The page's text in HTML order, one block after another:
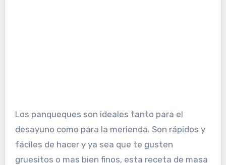
Los panqueques son ideales tanto para el
desayuno como para la merienda. Son rápidos y
fáciles de hacer y ya sea que te gusten
gruesitos o mas bien finos, esta receta de masa